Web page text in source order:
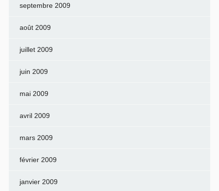
septembre 2009
août 2009
juillet 2009
juin 2009
mai 2009
avril 2009
mars 2009
février 2009
janvier 2009